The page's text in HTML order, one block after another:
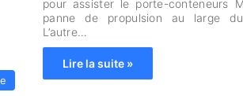
pour assister le porte-conteneurs
panne de propulsion au large
L’autre…
Lire la suite »